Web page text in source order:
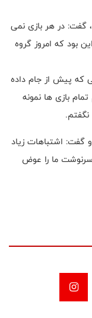
گفت: در هر بازی نمی
بود که امروز گروه
که پیش از جام داده
بازی ها نمونه
و گفت: اشتباهات زیاد
سرنوشت ما را عوض